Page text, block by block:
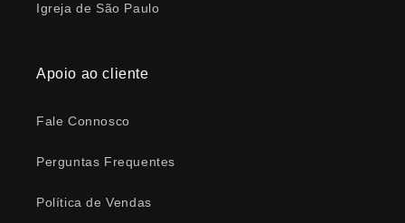
Igreja de São Paulo
Apoio ao cliente
Fale Connosco
Perguntas Frequentes
Política de Vendas